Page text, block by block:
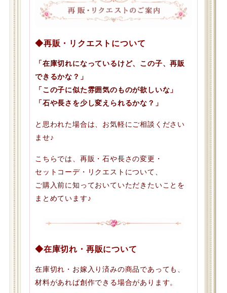
◆再販・リクエストについて
「在庫切れになっているけど、この子、再販
できるかな？」
「この子に似た雰囲気のものが欲しいな」
「石や長さを少し変えられるかな？」
と思われた場合は、お気軽にご相談ください
ませ♪
こちらでは、再販・石や長さの変更・
セットコーデ・リクエストについて、
ご購入前に知っておいていただきたいことを
まとめています♪
◆在庫切れ・再販について
在庫切れ・お嫁入り済みの商品であっても、
材料があれば創作できる場合があります。